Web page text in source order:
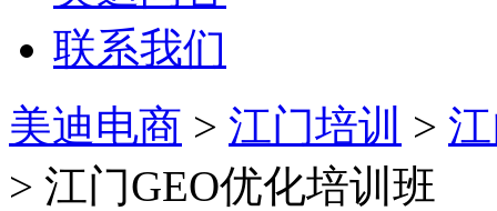
联系我们
美迪电商 > 江门培训 >
> 江门GEO优化培训班